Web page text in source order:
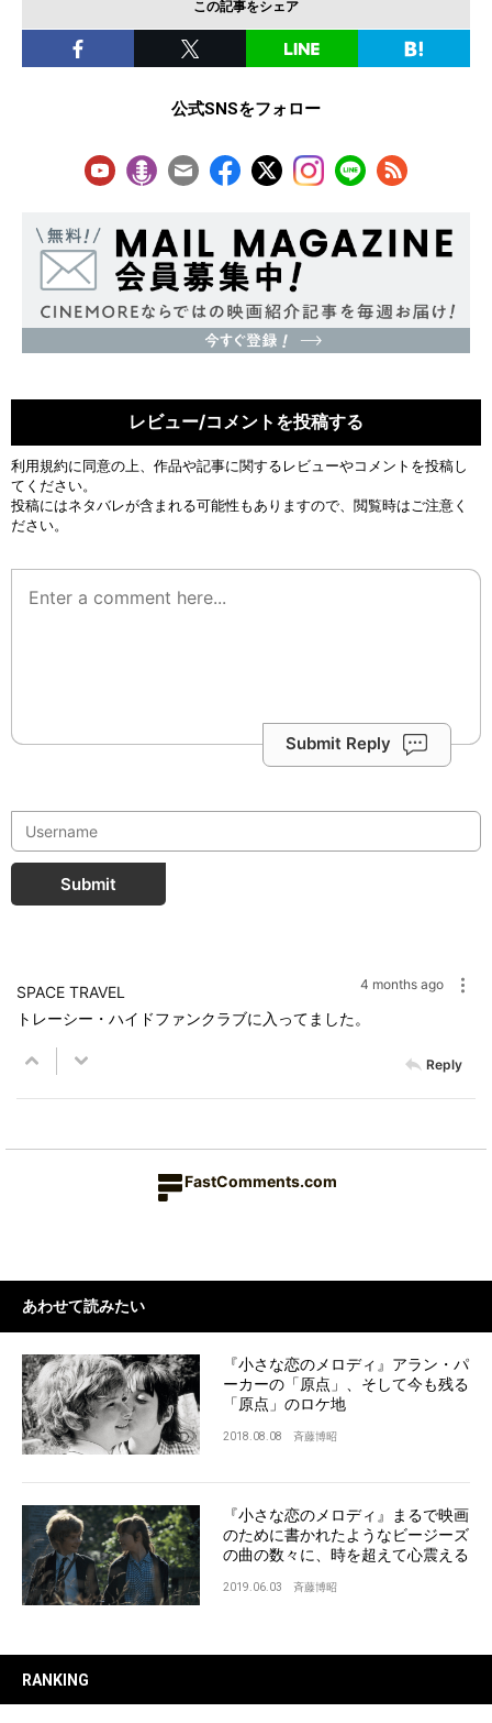
この記事をシェア
公式SNSをフォロー
レビュー/コメントを投稿する
利用規約に同意の上、作品や記事に関するレビューやコメントを投稿し
てください。
投稿にはネタバレが含まれる可能性もありますので、閲覧時はご注意く
ださい。
Submit Reply
Submit
4 months ago
SPACE TRAVEL
トレーシー・ハイドファンクラブに入ってました。
Reply
FastComments.com
あわせて読みたい
『小さな恋のメロディ』アラン・パ
ーカーの「原点」、そして今も残る
「原点」のロケ地
2018.08.08 斉藤博昭
『小さな恋のメロディ』まるで映画
のために書かれたようなビージーズ
の曲の数々に、時を超えて心震える
2019.06.03 斉藤博昭
RANKING